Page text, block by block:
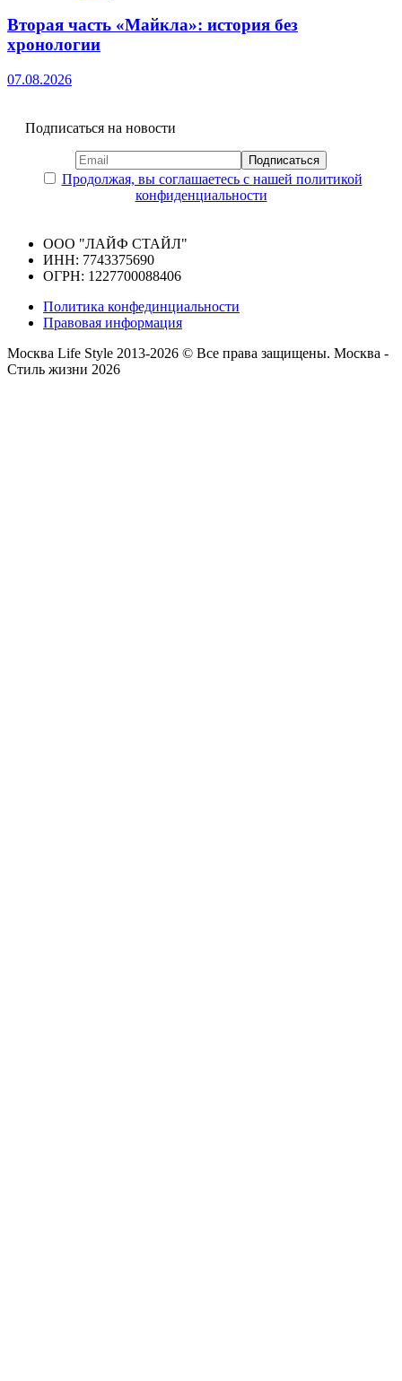
Вторая часть «Майкла»: история без
хронологии
07.08.2026
Подписаться на новости
Продолжая, вы соглашаетесь с нашей политикой
конфиденциальности
ООО "ЛАЙФ СТАЙЛ"
ИНН: 7743375690
ОГРН: 1227700088406
Политика конфединциальности
Правовая информация
Москва Life Style 2013-2026 © Все права защищены. Москва -
Стиль жизни 2026